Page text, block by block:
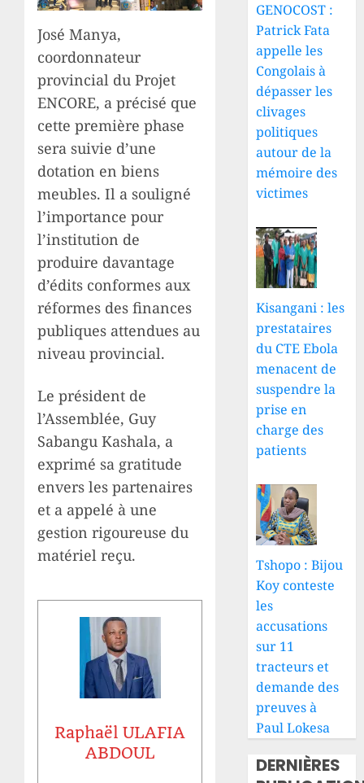
José Manya,
coordonnateur
provincial du Projet
ENCORE, a précisé que
cette première phase
sera suivie d’une
dotation en biens
meubles. Il a souligné
l’importance pour
l’institution de
produire davantage
d’édits conformes aux
réformes des finances
publiques attendues au
niveau provincial.
Le président de
l’Assemblée, Guy
Sabangu Kashala, a
exprimé sa gratitude
envers les partenaires
et a appelé à une
gestion rigoureuse du
matériel reçu.
Raphaël ULAFIA
ABDOUL
GENOCOST :
Patrick Fata
appelle les
Congolais à
dépasser les
clivages
politiques
autour de la
mémoire des
victimes
Kisangani : les
prestataires
du CTE Ebola
menacent de
suspendre la
prise en
charge des
patients
Tshopo : Bijou
Koy conteste
les
accusations
sur 11
tracteurs et
demande des
preuves à
Paul Lokesa
DERNIÈRES